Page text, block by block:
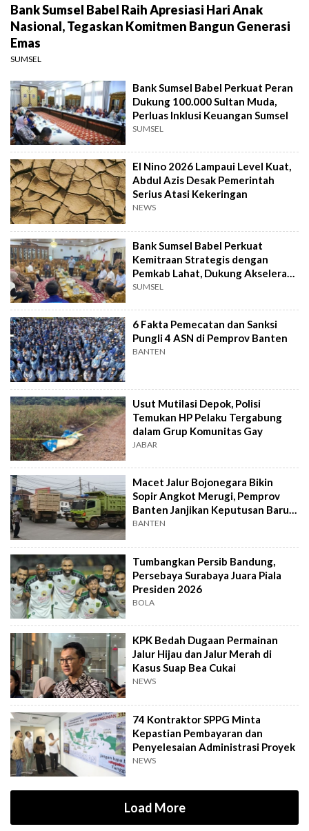
Bank Sumsel Babel Raih Apresiasi Hari Anak
Nasional, Tegaskan Komitmen Bangun Generasi
Emas
SUMSEL
Bank Sumsel Babel Perkuat Peran
Dukung 100.000 Sultan Muda,
Perluas Inklusi Keuangan Sumsel
SUMSEL
El Nino 2026 Lampaui Level Kuat,
Abdul Azis Desak Pemerintah
Serius Atasi Kekeringan
NEWS
Bank Sumsel Babel Perkuat
Kemitraan Strategis dengan
Pemkab Lahat, Dukung Akselerasi
Ekonomi Daerah
SUMSEL
6 Fakta Pemecatan dan Sanksi
Pungli 4 ASN di Pemprov Banten
BANTEN
Usut Mutilasi Depok, Polisi
Temukan HP Pelaku Tergabung
dalam Grup Komunitas Gay
JABAR
Macet Jalur Bojonegara Bikin
Sopir Angkot Merugi, Pemprov
Banten Janjikan Keputusan Baru 4
Hari Lagi
BANTEN
Tumbangkan Persib Bandung,
Persebaya Surabaya Juara Piala
Presiden 2026
BOLA
KPK Bedah Dugaan Permainan
Jalur Hijau dan Jalur Merah di
Kasus Suap Bea Cukai
NEWS
74 Kontraktor SPPG Minta
Kepastian Pembayaran dan
Penyelesaian Administrasi Proyek
NEWS
Load More